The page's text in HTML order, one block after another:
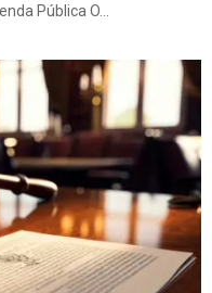
Pública O...